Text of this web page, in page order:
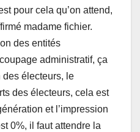
pour cela qu’on attend,
madame fichier.
des entités
administratif, ça
des électeurs, le
des électeurs, cela est
et l’impression
0%, il faut attendre la